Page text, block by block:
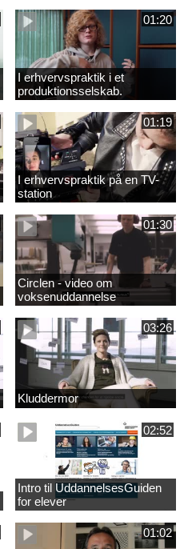
01:20
I erhvervspraktik i et
produktionsselskab.
01:19
I erhvervspraktik på en TV-
station
01:30
Circlen - video om
voksenuddannelse
03:26
Kluddermor
02:52
Intro til UddannelsesGuiden
for elever
01:02